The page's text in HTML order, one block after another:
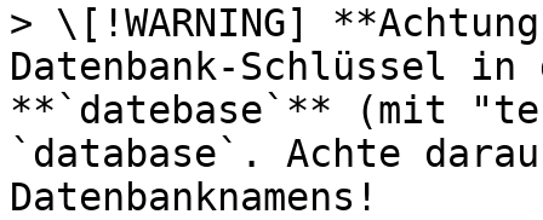
> \[!WARNING]
Datenbank-Schlüssel in
**`datebase`** (mit
`database`. Achte
Datenbanknamens!